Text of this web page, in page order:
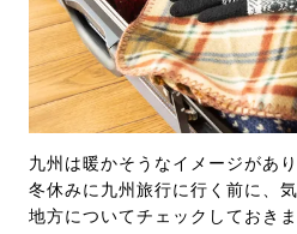
九州は暖かそうなイメージがあ
冬休みに九州旅行に行く前に、
地方についてチェックしておきま